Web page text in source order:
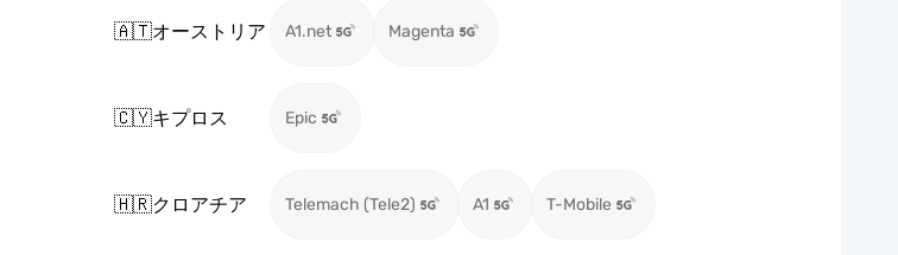
🇦🇹オーストリア A1.net Magenta
🇨🇾キプロス Epic
🇭🇷クロアチア Telemach (Tele2) A1 T-Mobile